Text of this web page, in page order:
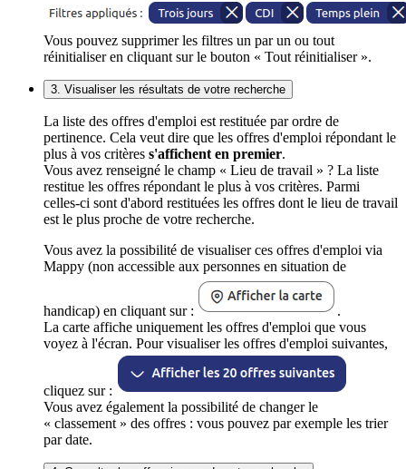
Vous pouvez supprimer les filtres un par un ou tout
réinitialiser en cliquant sur le bouton « Tout réinitialiser ».
3. Visualiser les résultats de votre recherche
La liste des offres d'emploi est restituée par ordre de
pertinence. Cela veut dire que les offres d'emploi répondant le
plus à vos critères s'affichent en premier.
Vous avez renseigné le champ « Lieu de travail » ? La liste
restitue les offres répondant le plus à vos critères. Parmi
celles-ci sont d'abord restituées les offres dont le lieu de travail
est le plus proche de votre recherche.
Vous avez la possibilité de visualiser ces offres d'emploi via
Mappy (non accessible aux personnes en situation de
handicap) en cliquant sur :
.
La carte affiche uniquement les offres d'emploi que vous
voyez à l'écran. Pour visualiser les offres d'emploi suivantes,
cliquez sur :
Vous avez également la possibilité de changer le
« classement » des offres : vous pouvez par exemple les trier
par date.